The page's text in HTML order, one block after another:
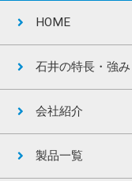
HOME
石井の特長・強み
会社紹介
製品一覧